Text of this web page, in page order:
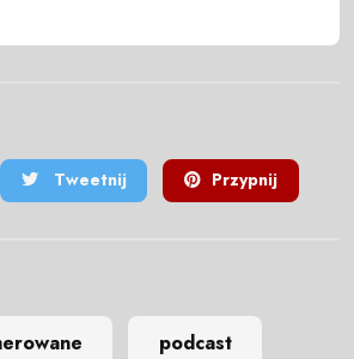
Tweetnij Przypnij
podcast